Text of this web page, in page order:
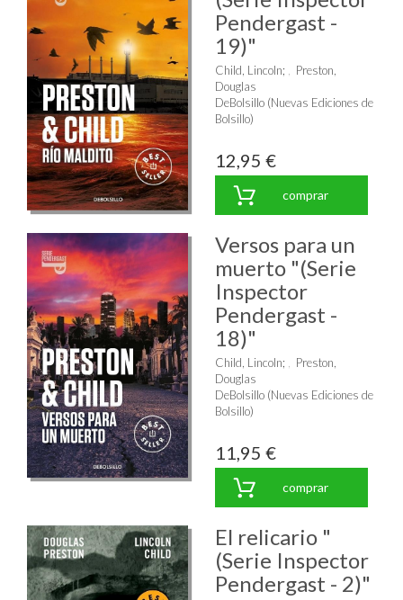
Pendergast -
19)"
Child, Lincoln;
Preston,
Douglas
DeBolsillo (Nuevas Ediciones de
Bolsillo)
12,95 €
comprar
Versos para un
muerto "(Serie
Inspector
Pendergast -
18)"
Child, Lincoln;
Preston,
Douglas
DeBolsillo (Nuevas Ediciones de
Bolsillo)
11,95 €
comprar
El relicario "
(Serie Inspector
Pendergast - 2)"